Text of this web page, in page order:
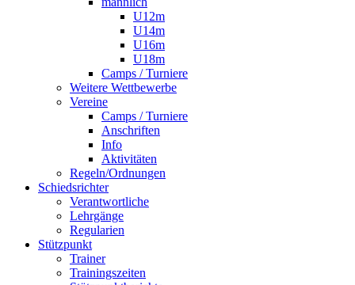
U12m
U14m
U16m
U18m
Camps / Turniere
Weitere Wettbewerbe
Vereine
Camps / Turniere
Anschriften
Info
Aktivitäten
Regeln/Ordnungen
Schiedsrichter
Verantwortliche
Lehrgänge
Regularien
Stützpunkt
Trainer
Trainingszeiten